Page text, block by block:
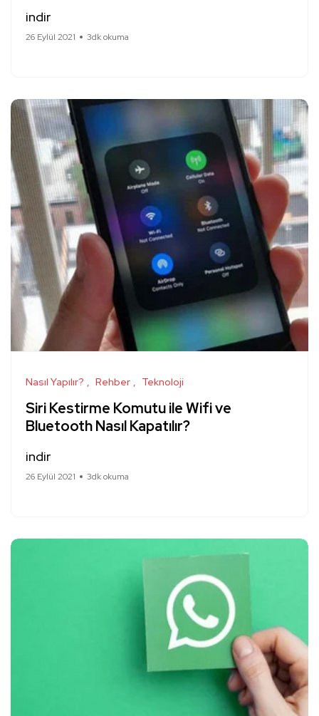
indir
26 Eylül 2021 3dk okuma
Nasıl Yapılır? Rehber Teknoloji
Siri Kestirme Komutu ile Wifi ve
Bluetooth Nasıl Kapatılır?
indir
26 Eylül 2021 3dk okuma